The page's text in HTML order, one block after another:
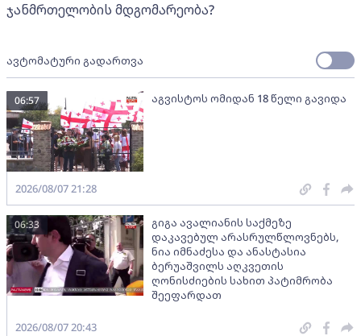
ჯანმრთელობის მდგომარეობა?
ავტომატური გადართვა
აგვისტოს ომიდან 18 წელი გავიდა
06:57
2026/08/07 21:28
გიგა ავალიანის საქმეზე
დაკავებულ არასრულწლოვნებს,
ნია იმნაძესა და ანასტასია
ბერუაშვილს აღკვეთის
ღონისძიების სახით პატიმრობა
შეეფარდათ
06:33
2026/08/07 20:43